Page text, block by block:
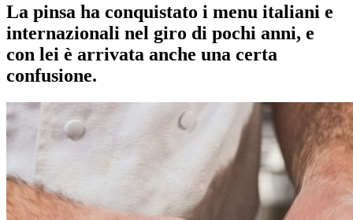
La pinsa ha conquistato i menu italiani e
internazionali nel giro di pochi anni, e
con lei è arrivata anche una certa
confusione.